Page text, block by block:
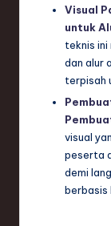
Visual
untuk
teknis ini
dan alur
terpisah
visual
peserta
demi
berbasis